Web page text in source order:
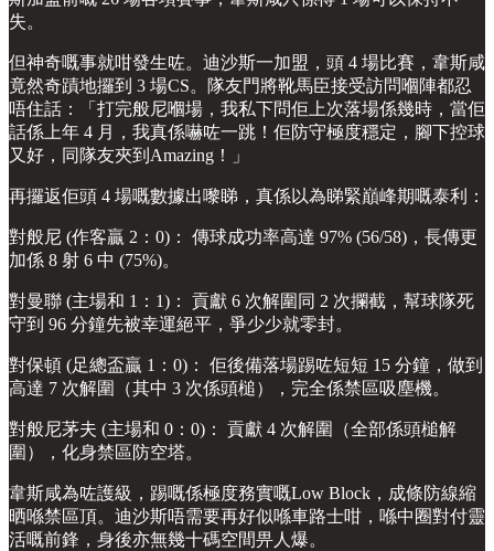
失。
但神奇嘅事就咁發生咗。迪沙斯一加盟，頭 4 場比賽，韋斯咸
竟然奇蹟地攞到 3 場CS。隊友門將靴馬臣接受訪問嗰陣都忍
唔住話：「打完般尼嗰場，我私下問佢上次落場係幾時，當佢
話係上年 4 月，我真係嚇咗一跳！佢防守極度穩定，腳下控球
又好，同隊友夾到Amazing！」
再攞返佢頭 4 場嘅數據出嚟睇，真係以為睇緊巔峰期嘅泰利：
對般尼 (作客贏 2：0)： 傳球成功率高達 97% (56/58)，長傳更
加係 8 射 6 中 (75%)。
對曼聯 (主場和 1：1)： 貢獻 6 次解圍同 2 次攔截，幫球隊死
守到 96 分鐘先被幸運絕平，爭少少就零封。
對保頓 (足總盃贏 1：0)： 佢後備落場踢咗短短 15 分鐘，做到
高達 7 次解圍（其中 3 次係頭槌），完全係禁區吸塵機。
對般尼茅夫 (主場和 0：0)： 貢獻 4 次解圍（全部係頭槌解
圍），化身禁區防空塔。
韋斯咸為咗護級，踢嘅係極度務實嘅Low Block，成條防線縮
晒喺禁區頂。迪沙斯唔需要再好似喺車路士咁，喺中圈對付靈
活嘅前鋒，身後亦無幾十碼空間畀人爆。